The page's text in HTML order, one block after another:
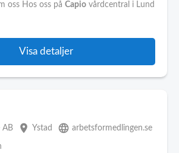
oss Hos oss på Capio vårdcentral i Lund
Visa detaljer
AB place Ystad language arbetsformedlingen.se